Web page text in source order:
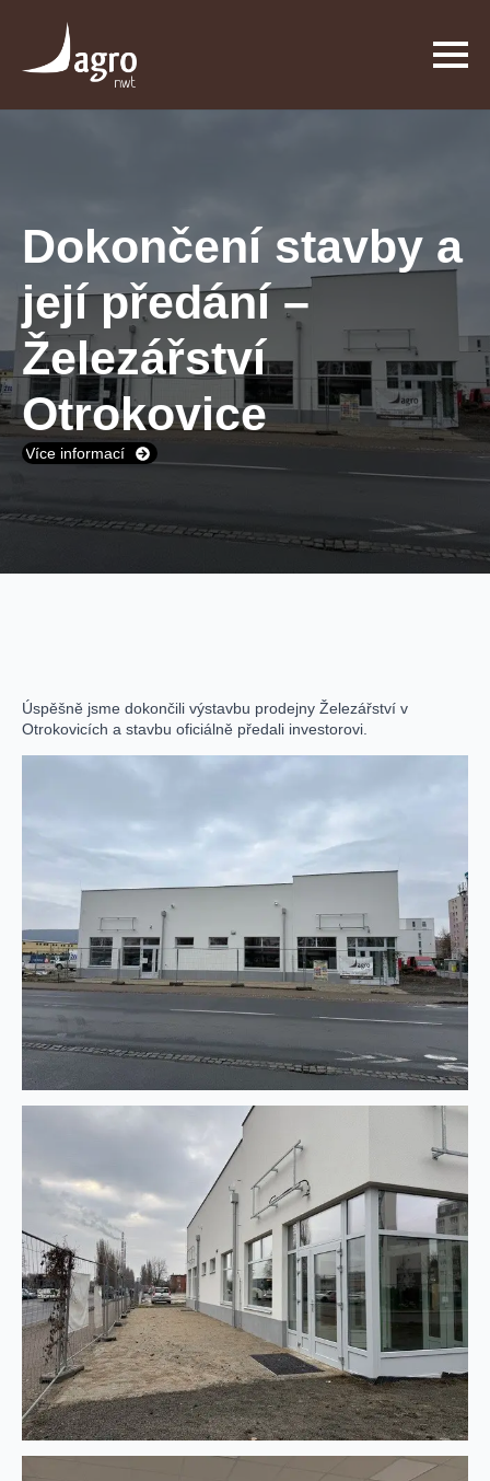
Dokončení stavby a
její předání –
Železářství
Otrokovice
Více informací
Úspěšně jsme dokončili výstavbu prodejny Železářství v
Otrokovicích a stavbu oficiálně předali investorovi.